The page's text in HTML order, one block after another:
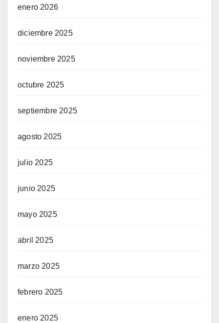
enero 2026
diciembre 2025
noviembre 2025
octubre 2025
septiembre 2025
agosto 2025
julio 2025
junio 2025
mayo 2025
abril 2025
marzo 2025
febrero 2025
enero 2025